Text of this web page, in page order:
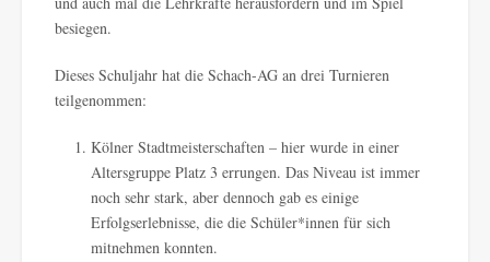
besiegen.
Dieses Schuljahr hat die Schach-AG an drei Turnieren
teilgenommen:
Kölner Stadtmeisterschaften – hier wurde in einer
Altersgruppe Platz 3 errungen. Das Niveau ist immer
noch sehr stark, aber dennoch gab es einige
Erfolgserlebnisse, die die Schüler*innen für sich
mitnehmen konnten.